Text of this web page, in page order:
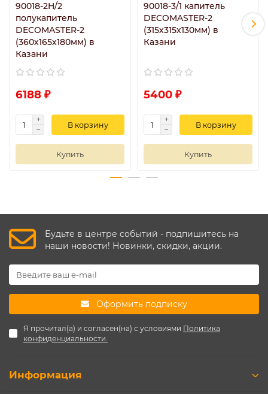
90018-2H/2
полукапитель
DECOMASTER-2
(360х165х180мм) в
Казани
6188 ₽
В корзину
Купить
90018-3/1 капитель
DECOMASTER-2
(315х315х130мм) в
Казани
5400 ₽
В корзину
Купить
Будьте в центре событий - подпишитесь на
наши новости! Новинки, скидки, акции.
Оформить подписку
Я прочитал(а) и согласен(на) с условиями Политика
конфиденциальности.
Информация